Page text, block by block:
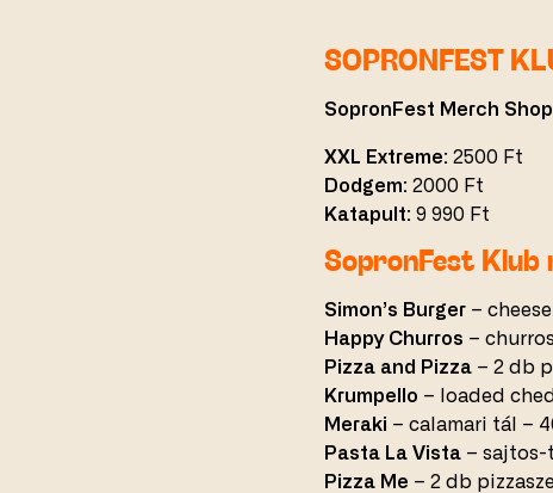
SOPRONFEST
SopronFest Merch Shop
XXL Extreme: 2500 Ft
Dodgem: 2000 Ft
Katapult: 9 990 Ft
SopronFest Klub
Simon’s Burger –
Happy Churros –
Pizza and Pizza – 2 db
Krumpello – loaded
Meraki – calamari tál –
Pasta La Vista – sajtos-
Pizza Me – 2 db